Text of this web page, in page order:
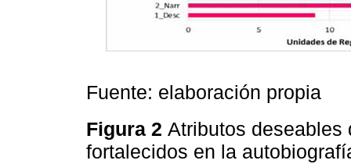
Fuente: elaboración propia
Figura 2 Atributos deseables
fortalecidos en la